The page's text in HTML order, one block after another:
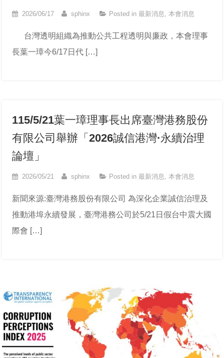
2026/06/17 sphinx Posted in最新消息,本會消息
台灣透明組織為推動公共工程透明與廉政，本會理事
長葉一璋今6/17日代 […]
115/5/21葉一璋理事長出席臺灣港務股份
有限公司舉辦「2026誠信港灣·永續治理
論壇」
2026/05/21 sphinx Posted in最新消息,本會消息
新聞來源:臺灣港務股份有限公司 為深化企業誠信治理及
推動港埠永續發展，臺灣港務公司於5/21日假台中震大國
際會 […]